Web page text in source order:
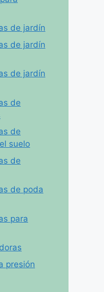
de jardín
de jardín
de jardín
de
de
suelo
de
de poda
para
presión